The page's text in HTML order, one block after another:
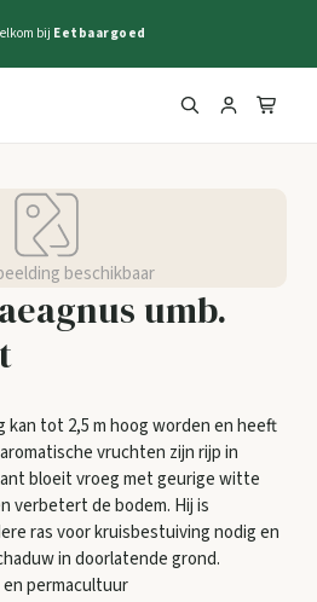
bij Eetbaargoed
beschikbaar
umb.
tot 2,5 m hoog worden en heeft
vruchten zijn rijp in
bloeit vroeg met geurige witte
verbetert de bodem. Hij is
ras voor kruisbestuiving nodig en
in doorlatende grond.
permacultuur